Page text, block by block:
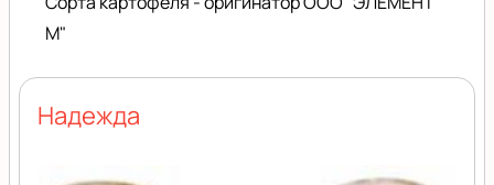
М"
Надежда